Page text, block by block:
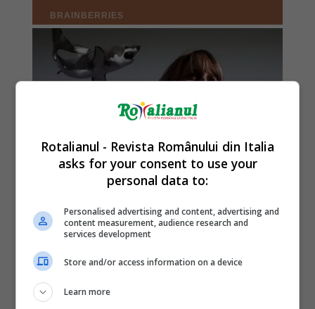
Rotalianul - Revista Românului din Italia
asks for your consent to use your
personal data to:
Personalised advertising and content, advertising and
content measurement, audience research and
services development
Store and/or access information on a device
Learn more